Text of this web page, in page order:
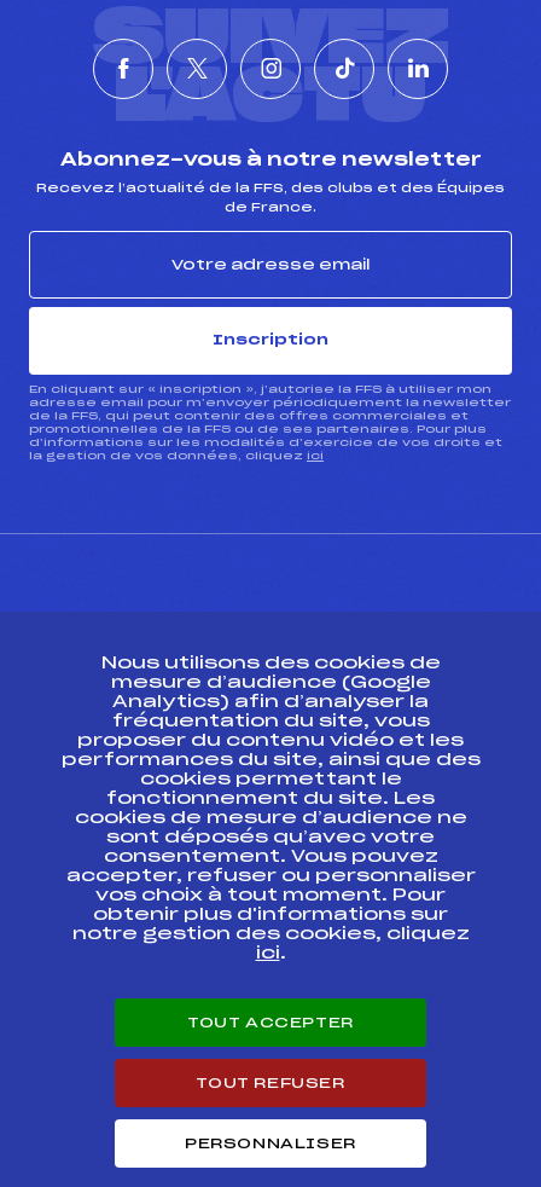
SUIVEZ
L'ACTU
Abonnez-vous à notre newsletter
Recevez l’actualité de la FFS, des clubs et des Équipes
de France.
Inscription
En cliquant sur « inscription », j’autorise la FFS à utiliser mon
adresse email pour m’envoyer périodiquement la newsletter
de la FFS, qui peut contenir des offres commerciales et
promotionnelles de la FFS ou de ses partenaires. Pour plus
d’informations sur les modalités d’exercice de vos droits et
la gestion de vos données, cliquez ici
ESPACE PRESSE
Ressources
Pass’Neige
Projet sportif fédéral
Projet de performance fédéral
Antidopage
Pôle Développement, Formation, Suivi
Scientifique
Listes ministérielles
Pôle vie de l’athlète
Carrières
Nous utilisons des cookies de
mesure d’audience (Google
Analytics) afin d’analyser la
fréquentation du site, vous
proposer du contenu vidéo et les
performances du site, ainsi que des
cookies permettant le
fonctionnement du site. Les
cookies de mesure d’audience ne
sont déposés qu’avec votre
consentement. Vous pouvez
accepter, refuser ou personnaliser
vos choix à tout moment. Pour
obtenir plus d'informations sur
notre gestion des cookies, cliquez
ici.
TOUT ACCEPTER
TOUT REFUSER
PERSONNALISER